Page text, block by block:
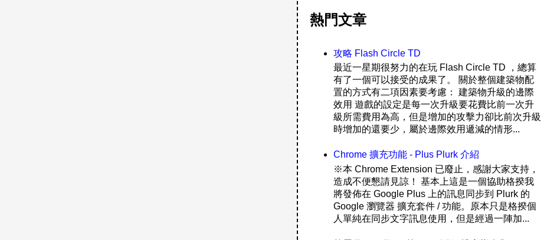
熱門文章
攻略 Flash Circle TD
最近一星期很努力的在玩 Flash Circle TD ，總算
有了一個可以接受的成果了。 關於整個建築物配
置的方式有二項因素要考慮： 建築物升級的邊際
效用 遊戲的設定是每一次升級要花費比前一次升
級所需費用為高，但是增加的攻擊力卻比前次升級
時增加的還要少，屬於邊際效用遞減的情形...
Chrome 擴充功能 - Plus Plurk 介紹
※本 Chrome Extension 已廢止，感謝大家支持，
造成不便懇請見諒！ 基本上這是一個協助格揆我
將發佈在 Google Plus 上的訊息同步到 Plurk 的
Google 瀏覽器 擴充套件 / 功能。原本只是格揆個
人單純在同步文字訊息使用，但是經過一陣加...